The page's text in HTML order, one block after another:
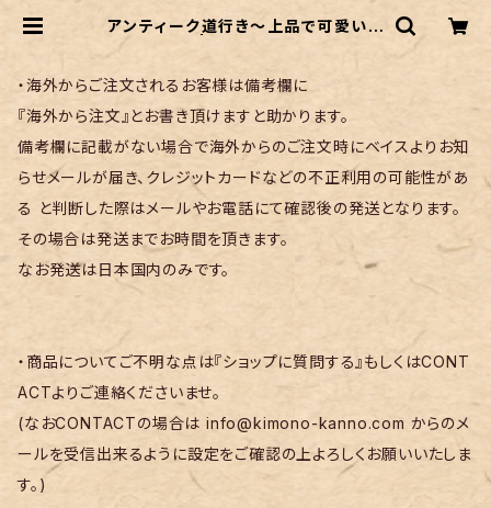
アンティーク道行き〜上品で可愛いピ
・海外からご注文されるお客様は備考欄に
『海外から注文』とお書き頂けますと助かります。
備考欄に記載がない場合で海外からのご注文時にベイスよりお知
らせメールが届き、クレジットカードなどの不正利用の可能性があ
る と判断した際はメールやお電話にて確認後の発送となります。
その場合は発送までお時間を頂きます。
なお発送は日本国内のみです。
・商品についてご不明な点は『ショップに質問する』もしくはCONT
ACTよりご連絡くださいませ。
(なおCONTACTの場合はinfo@kimono-kanno.com からのメ
ールを受信出来るように設定をご確認の上よろしくお願いいたしま
す。)